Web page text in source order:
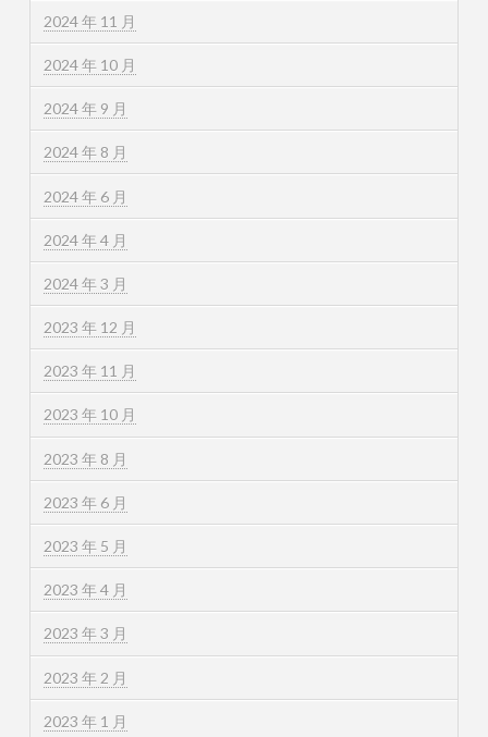
2024 年 11 月
2024 年 10 月
2024 年 9 月
2024 年 8 月
2024 年 6 月
2024 年 4 月
2024 年 3 月
2023 年 12 月
2023 年 11 月
2023 年 10 月
2023 年 8 月
2023 年 6 月
2023 年 5 月
2023 年 4 月
2023 年 3 月
2023 年 2 月
2023 年 1 月